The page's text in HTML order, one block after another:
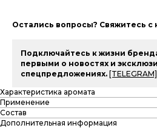
Остались вопросы? Свяжитесь с
Подключайтесь к жизни
первыми о новостях и
спецпредложениях. [TELEGRAM]
Характеристика аромата
Применение
Состав
Дополнительная информация